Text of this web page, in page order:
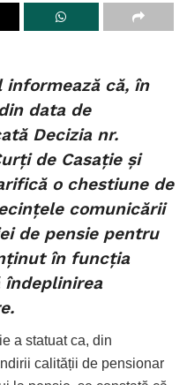
că, în
data de
Decizia nr.
de Casație și
o chestiune de
comunicării
de pensie pentru
în funcția
îndeplinirea
a statuat ca, din
calității de pensionar